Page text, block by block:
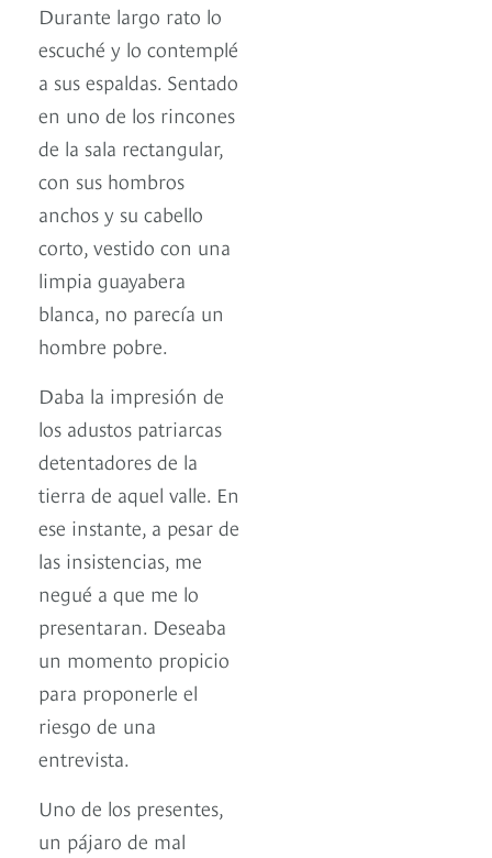
Durante largo rato lo
escuché y lo contemplé
a sus espaldas. Sentado
en uno de los rincones
de la sala rectangular,
con sus hombros
anchos y su cabello
corto, vestido con una
limpia guayabera
blanca, no parecía un
hombre pobre.
Daba la impresión de
los adustos patriarcas
detentadores de la
tierra de aquel valle. En
ese instante, a pesar de
las insistencias, me
negué a que me lo
presentaran. Deseaba
un momento propicio
para proponerle el
riesgo de una
entrevista.
Uno de los presentes,
un pájaro de mal